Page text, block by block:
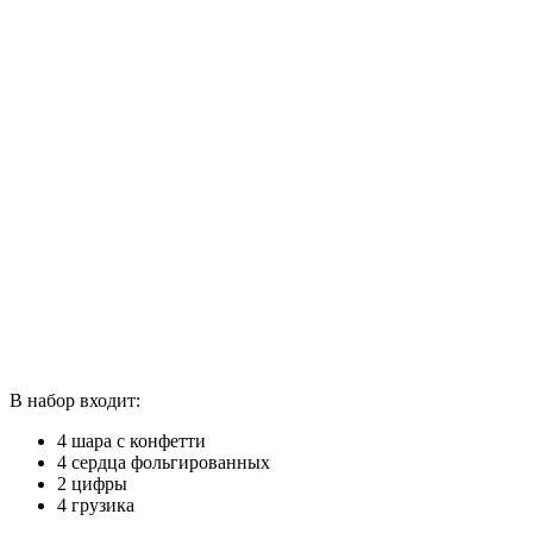
В набор входит:
4 шара с конфетти
4 сердца фольгированных
2 цифры
4 грузика